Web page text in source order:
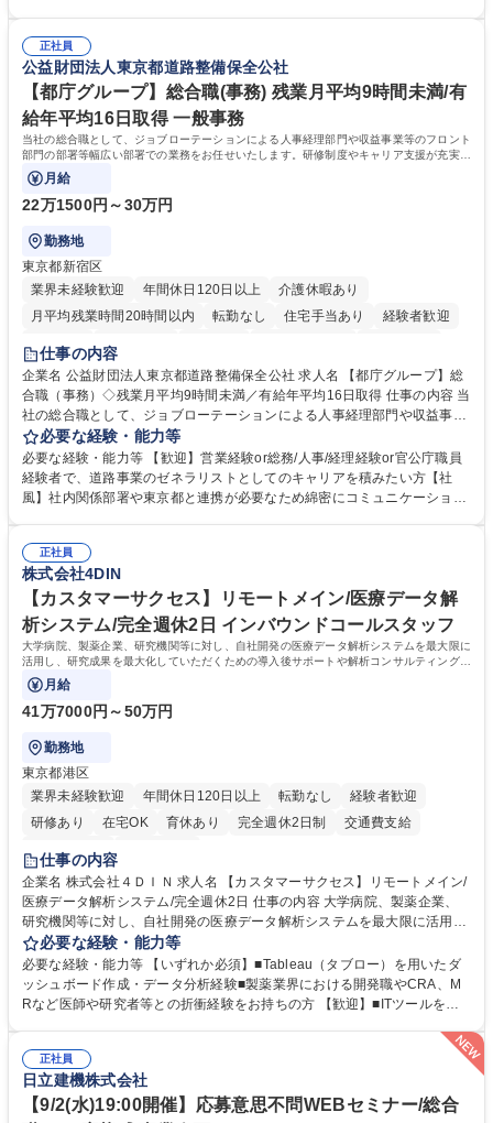
の他に担当頂く業務が発生する場合があります。 募集職種 【営業事務】
業務職/三井物産グループ/平均残業時間10H/完全週休2日
ション力がある方。 ・チャレンジを厭わず、粘り強く業務に取り組める
方。多様な関係者と謙虚に信頼関係を構築でき、期限を意識したスケジュ
ール管理が出来る方。※将来的に他部署（営業部門、コーポレート部門）
へのジョブローテーションの可能性があります。 学歴・資格 学歴：大学
院 大学 語学力： 資格：宅地建物取引士
正社員
公益財団法人東京都道路整備保全公社
【都庁グループ】総合職(事務) 残業月平均9時間未満/有
給年平均16日取得 一般事務
当社の総合職として、ジョブローテーションによる人事経理部門や収益事業等のフロント
部門の部署等幅広い部署での業務をお任せいたします。研修制度やキャリア支援が充実し
ております！ ※下記業務詳細
月給
22万1500円～30万円
勤務地
東京都新宿区
業界未経験歓迎
年間休日120日以上
介護休暇あり
月平均残業時間20時間以内
転勤なし 住宅手当あり
経験者歓迎
研修あり
退職金あり
駅近5分以内
資格取得手当あり 食事補助あり
仕事の内容
企業名 公益財団法人東京都道路整備保全公社 求人名 【都庁グループ】総
合職（事務）◇残業月平均9時間未満／有給年平均16日取得 仕事の内容 当
社の総合職として、ジョブローテーションによる人事経理部門や収益事業
等のフロント部門の部署等幅広い部署での業務をお任せいたします。研修
制度やキャリア支援が充実しております！ ※下記業務詳細 【業務詳細】■
管理部門：広報、人事、経理など当公社の運営に係る管理業務 ■収益部
門：駐車場の新規開拓、管理運営、新宿駅西口広場の「イベントコーナ
道路施設や道路工事現場の見学ツアー事業 ※入社後は上記いずれかの部門
へ配属。※業務内容変更の範囲：会社の定める業務 募集職種 【都庁グル
ープ】総合職（事務）◇残業月平均9時間未満／有給年平均16日取得
必要な経験・能力等
必要な経験・能力等 【歓迎】営業経験or総務/人事/経理経験or官公庁職員
経験者で、道路事業のゼネラリストとしてのキャリアを積みたい方【社
風】社内関係部署や東京都と連携が必要なため綿密にコミュニケーション
部門など多岐に渡る業務を経験できます。 ■様々なプロジェクト：駐車場
事業の他、新宿駅西口広場内に設置された照明を兼ねた広告「ブライトサ
イン」の管理運営を行うなど、事業収益を生み出す活動を積極的に行って
います。 学歴・資格 学歴：大学院 大学 高専 短大 専修学校 高校 語学力：
資格：
正社員
株式会社4DIN
【カスタマーサクセス】リモートメイン/医療データ解
析システム/完全週休2日 インバウンドコールスタッフ
大学病院、製薬企業、研究機関等に対し、自社開発の医療データ解析システムを最大限に
活用し、研究成果を最大化していただくための導入後サポートや解析コンサルティング、
活用アドバイス業務等をお任せします。
月給
41万7000円～50万円
勤務地
東京都港区
業界未経験歓迎
年間休日120日以上 転勤なし
経験者歓迎
研修あり
在宅OK 育休あり 完全週休2日制
交通費支給
駅近5分以内
仕事の内容
企業名 株式会社４ＤＩＮ 求人名 【カスタマーサクセス】リモートメイン/
医療データ解析システム/完全週休2日 仕事の内容 大学病院、製薬企業、
研究機関等に対し、自社開発の医療データ解析システムを最大限に活用
し、研究成果を最大化していただくための導入後サポートや解析コンサル
ティング、活用アドバイス業務等をお任せします。 ■活用コンサルティン
グ：疾患再発率の調査や薬剤効果の可視化等の目的に合わせ、プラットフ
ォーム上で可能な解析手法を提案 ■オンボーディング：ツールの操作説明
ク：ユーザー要望を開発部門へ繋ぎ、プロダクトの利便性向上へ貢献。医
療現場のDX化を推進するやりがいがあります。【業務内容の変更範囲】
当社の指定する業務 募集職種 【カスタマーサクセス】リモートメイン/医
療データ解析システム/完全週休2日
必要な経験・能力等
必要な経験・能力等 【いずれか必須】■Tableau（タブロー）を用いたダ
ッシュボード作成・データ分析経験■製薬業界における開発職やCRA、M
Rなど医師や研究者等との折衝経験をお持ちの方 【歓迎】■ITツールを用
画可能です。オンラインツール（ZoomやTeams等）を用いた柔軟なサポ
ート体制を構築しています。 【採用背景】導入先が急増しており、専任の
カスタマーサクセス組織を強化するための増員採用です。営業担当からの
丁寧なOJTがあり、医療データ解析の専門知識をキャッチアップできる環
正社員
日立建機株式会社
【9/2(水)19:00開催】応募意思不問WEBセミナー/総合